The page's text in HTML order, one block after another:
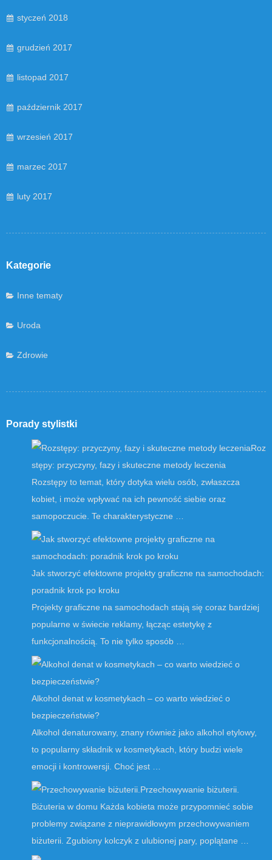
styczeń 2018
grudzień 2017
listopad 2017
październik 2017
wrzesień 2017
marzec 2017
luty 2017
Kategorie
Inne tematy
Uroda
Zdrowie
Porady stylistki
Roz
stępy: przyczyny, fazy i skuteczne metody leczenia
Rozstępy to temat, który dotyka wielu osób, zwłaszcza
kobiet, i może wpływać na ich pewność siebie oraz
samopoczucie. Te charakterystyczne …
Jak stworzyć efektowne projekty graficzne na samochodach:
poradnik krok po kroku
Projekty graficzne na samochodach stają się coraz bardziej
popularne w świecie reklamy, łącząc estetykę z
funkcjonalnością. To nie tylko sposób …
Alkohol denat w kosmetykach – co warto wiedzieć o
bezpieczeństwie?
Alkohol denaturowany, znany również jako alkohol etylowy,
to popularny składnik w kosmetykach, który budzi wiele
emocji i kontrowersji. Choć jest …
Przechowywanie biżuterii.
Biżuteria w domu Każda kobieta może przypomnieć sobie
problemy związane z nieprawidłowym przechowywaniem
biżuterii. Zgubiony kolczyk z ulubionej pary, poplątane …